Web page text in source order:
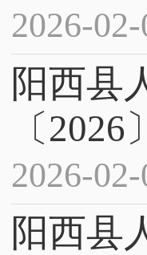
2026-
阳西县
〔2026
2026-
阳西县